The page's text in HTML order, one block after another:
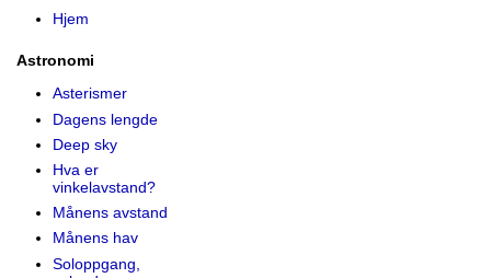
Hjem
Astronomi
Asterismer
Dagens lengde
Deep sky
Hva er
vinkelavstand?
Månens avstand
Månens hav
Soloppgang,